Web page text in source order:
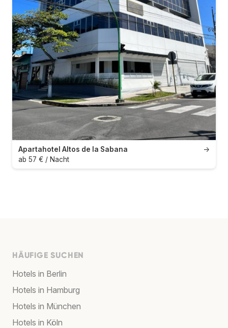
→
Apartahotel Altos de la Sabana
ab 57 € / Nacht
HÄUFIGE SUCHEN
Hotels in Berlin
Hotels in Hamburg
Hotels in München
Hotels in Köln